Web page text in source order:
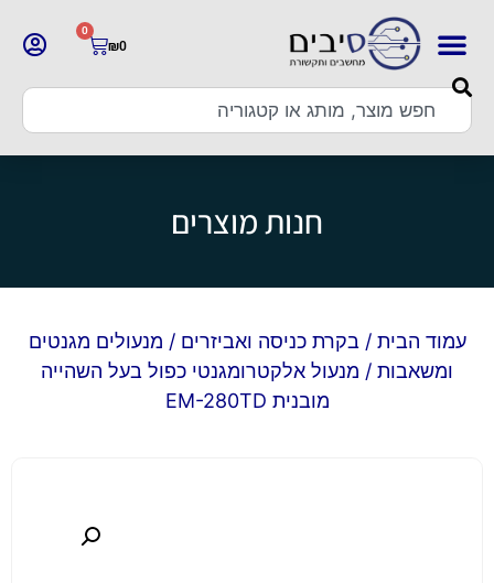
₪0
0
חנות מוצרים
עמוד הבית / בקרת כניסה ואביזרים / מנעולים מגנטים
ומשאבות / מנעול אלקטרומגנטי כפול בעל השהייה
מובנית EM-280TD